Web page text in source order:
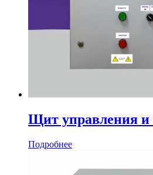
Щит управления
Подробнее